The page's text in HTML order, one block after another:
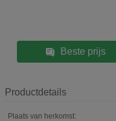
Beste prijs
Productdetails
Plaats van herkomst: